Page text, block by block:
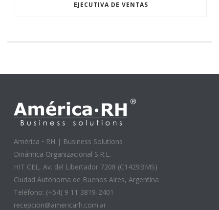
EJECUTIVA DE VENTAS
América • RH | Business Solutions
Dinámica Organizacional S.R.L.
HIT CEL, Av. del Libertador 7208 (C1429BMS)
Ciudad Autónoma de Buenos Aires, Argentina
Teléfono: (+54) 9 11 3819-2401
recepcion@americarh.com.ar